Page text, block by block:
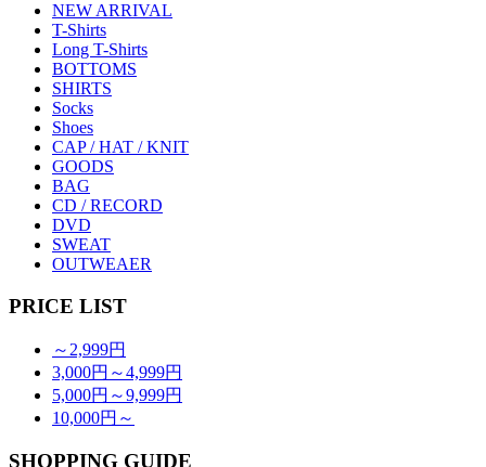
NEW ARRIVAL
T-Shirts
Long T-Shirts
BOTTOMS
SHIRTS
Socks
Shoes
CAP / HAT / KNIT
GOODS
BAG
CD / RECORD
DVD
SWEAT
OUTWEAER
PRICE LIST
～2,999円
3,000円～4,999円
5,000円～9,999円
10,000円～
SHOPPING GUIDE